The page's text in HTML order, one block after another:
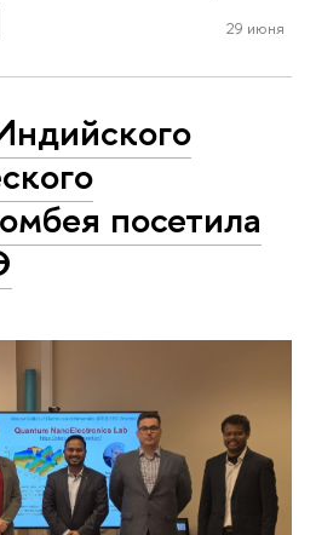
29 июня
посетила